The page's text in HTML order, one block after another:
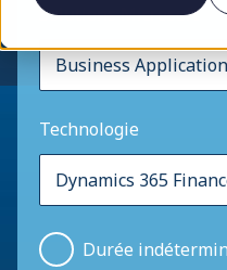
Solutions Microsoft
Technologie
Durée